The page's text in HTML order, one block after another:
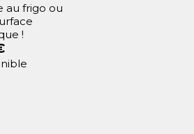
au frigo ou
!